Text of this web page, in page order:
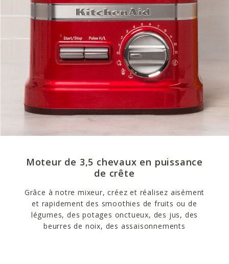
Moteur de 3,5 chevaux en puissance
de crête
Grâce à notre mixeur, créez et réalisez aisément
et rapidement des smoothies de fruits ou de
légumes, des potages onctueux, des jus, des
beurres de noix, des assaisonnements